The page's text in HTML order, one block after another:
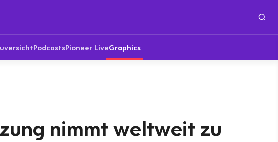
PodcastsPioneer LiveGraphics
nimmt weltweit zu